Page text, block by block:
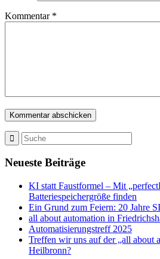
Kommentar *
Neueste Beiträge
KI statt Faustformel – Mit
Batteriespeichergröße finden
Ein Grund zum Feiern: 20 Jahre
all about automation in
Automatisierungstreff 2025
Treffen wir uns auf der „all about
Heilbronn?